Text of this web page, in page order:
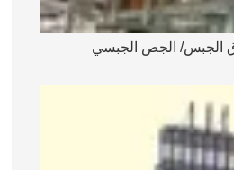
الجبس/ الجص الجبسي